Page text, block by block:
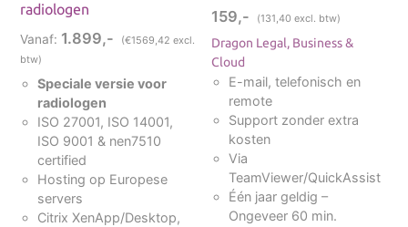
radiologen
Vanaf: 1.899,-
(€1569,42 excl.
btw)
Speciale versie voor
radiologen
ISO 27001, ISO 14001,
ISO 9001 & nen7510
certified
Hosting op Europese
servers
Citrix XenApp/Desktop,
159,- (131,40 excl. btw)
Dragon Legal, Business &
Cloud
E-mail, telefonisch en
remote
Support zonder extra
kosten
Via
TeamViewer/QuickAssist
Één jaar geldig –
Ongeveer 60 min.